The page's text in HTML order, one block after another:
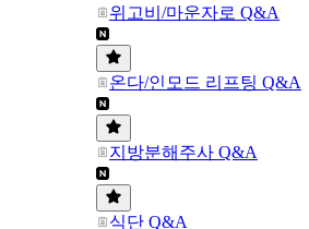
위고비/마운자로 Q&A
온다/인모드 리프팅 Q&A
지방분해주사 Q&A
식단 Q&A